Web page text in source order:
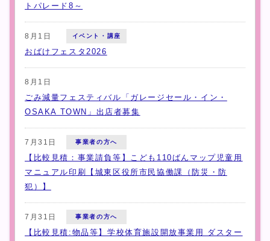
トパレード8～
8月1日 イベント・講座
おばけフェスタ2026
8月1日
ごみ減量フェスティバル「ガレージセール・イン・
OSAKA TOWN」出店者募集
7月31日 事業者の方へ
【比較見積：事業請負等】こども110ばんマップ児童用
マニュアル印刷【城東区役所市民協働課（防災・防
犯）】
7月31日 事業者の方へ
【比較見積:物品等】学校体育施設開放事業用 ダスター